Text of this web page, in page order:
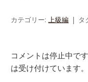
カテゴリー:上級編 タ
コメントは停止中です
は受け付けています。